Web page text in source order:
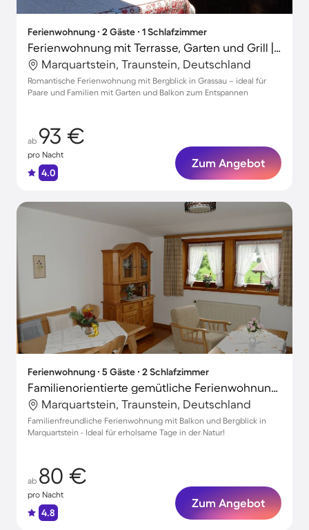
Ferienwohnung ∙ 2 Gäste ∙ 1 Schlafzimmer
Ferienwohnung mit Terrasse, Garten und Grill | Bergblick
Marquartstein, Traunstein, Deutschland
Romantische Ferienwohnung mit Bergblick in Grassau – ideal für
Paare und Familien mit Garten und Balkon zum Entspannen
ab 93 €
pro Nacht
4.0
Zum Angebot
Ferienwohnung ∙ 5 Gäste ∙ 2 Schlafzimmer
Familienorientierte gemütliche Ferienwohnung mit Garten | Bergblick
Marquartstein, Traunstein, Deutschland
Familienfreundliche Ferienwohnung mit Balkon und Bergblick in
Marquartstein - Ideal für erholsame Tage in der Natur!
ab 80 €
pro Nacht
4.8
Zum Angebot